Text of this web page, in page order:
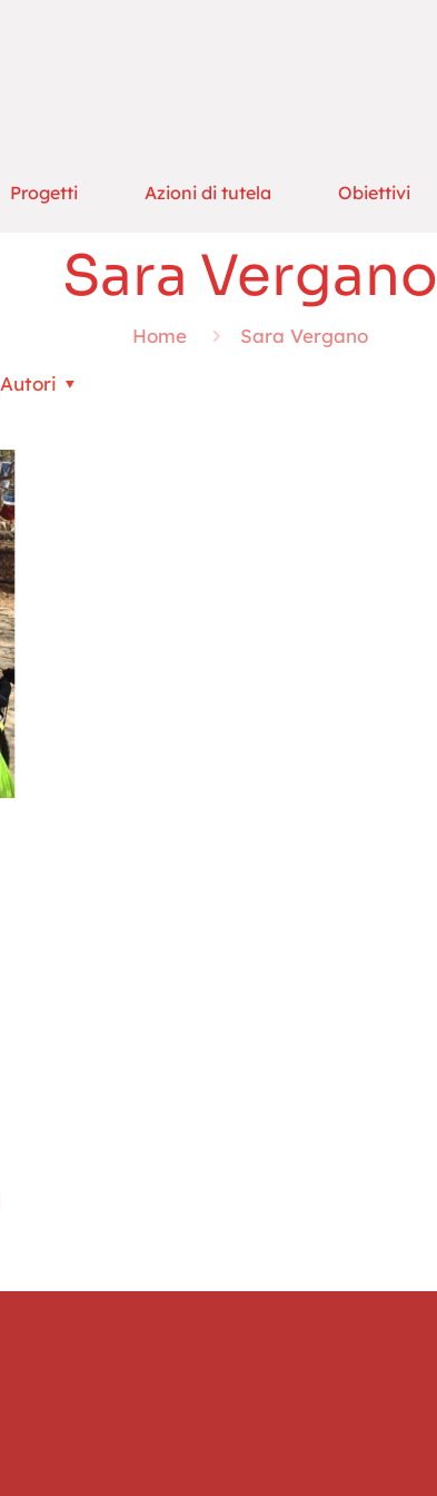
Progetti Azioni di tutela Obiettivi
Sara Vergano
Home Sara Vergano
Autori